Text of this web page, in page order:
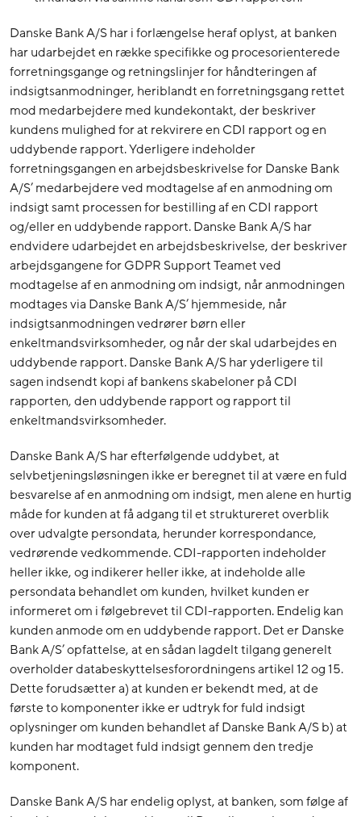
Danske Bank A/S har i forlængelse heraf oplyst, at banken
har udarbejdet en række specifikke og procesorienterede
forretningsgange og retningslinjer for håndteringen af
indsigtsanmodninger, heriblandt en forretningsgang rettet
mod medarbejdere med kundekontakt, der beskriver
kundens mulighed for at rekvirere en CDI rapport og en
uddybende rapport. Yderligere indeholder
forretningsgangen en arbejdsbeskrivelse for Danske Bank
A/S’ medarbejdere ved modtagelse af en anmodning om
indsigt samt processen for bestilling af en CDI rapport
og/eller en uddybende rapport. Danske Bank A/S har
endvidere udarbejdet en arbejdsbeskrivelse, der beskriver
arbejdsgangene for GDPR Support Teamet ved
modtagelse af en anmodning om indsigt, når anmodningen
modtages via Danske Bank A/S’ hjemmeside, når
indsigtsanmodningen vedrører børn eller
enkeltmandsvirksomheder, og når der skal udarbejdes en
uddybende rapport. Danske Bank A/S har yderligere til
sagen indsendt kopi af bankens skabeloner på CDI
rapporten, den uddybende rapport og rapport til
enkeltmandsvirksomheder.
Danske Bank A/S har efterfølgende uddybet, at
selvbetjeningsløsningen ikke er beregnet til at være en fuld
besvarelse af en anmodning om indsigt, men alene en hurtig
måde for kunden at få adgang til et struktureret overblik
over udvalgte persondata, herunder korrespondance,
vedrørende vedkommende. CDI-rapporten indeholder
heller ikke, og indikerer heller ikke, at indeholde alle
persondata behandlet om kunden, hvilket kunden er
informeret om i følgebrevet til CDI-rapporten. Endelig kan
kunden anmode om en uddybende rapport. Det er Danske
Bank A/S’ opfattelse, at en sådan lagdelt tilgang generelt
overholder databeskyttelsesforordningens artikel 12 og 15.
Dette forudsætter a) at kunden er bekendt med, at de
første to komponenter ikke er udtryk for fuld indsigt
oplysninger om kunden behandlet af Danske Bank A/S b) at
kunden har modtaget fuld indsigt gennem den tredje
komponent.
Danske Bank A/S har endelig oplyst, at banken, som følge af